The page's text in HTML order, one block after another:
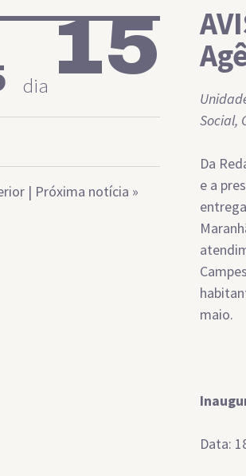
dia15
| Próxima notícia »
Social,
Da
e a
maio.
Data: